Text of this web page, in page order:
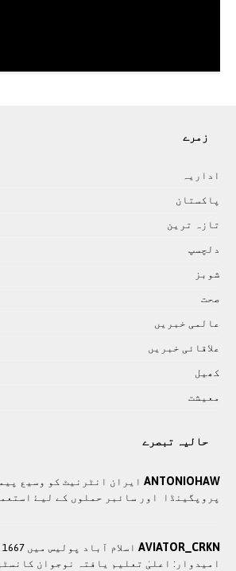
زمرے
اداريہ
پاکستان
تازہ ترين
دلچسپ
شوبز
صحت
عالمی خبريں
علاقائی خبريں
کھيل
معيشت
حالیہ تبصرے
ANTONIOHAW ايران انٹرنيٹ کو وسيع
پروپگينڈا اور سائبر حملوں کے ليۓ
AVIATOR_CRKN
امیدوار: اعلیٰ تعلیم یافتہ نوجوان